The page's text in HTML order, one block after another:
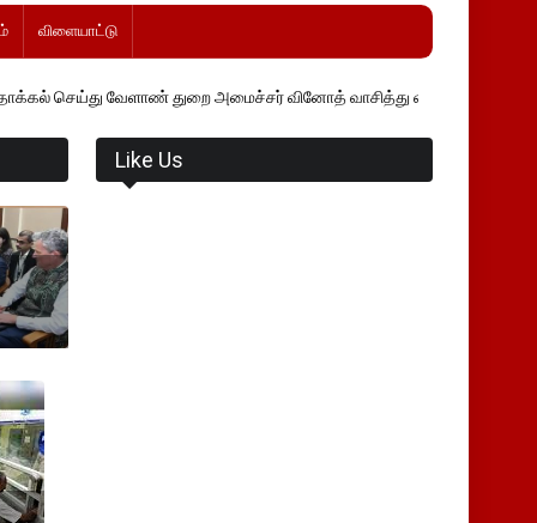
விளையாட்டு
துறை அமைச்சர் வினோத் வாசித்து வருகிறார். �.
Like Us